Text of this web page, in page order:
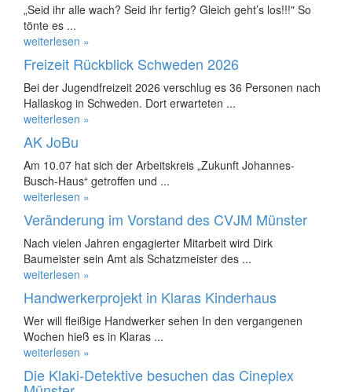
„Seid ihr alle wach? Seid ihr fertig? Gleich geht’s los!!!" So
tönte es ...
weiterlesen »
Freizeit Rückblick Schweden 2026
Bei der Jugendfreizeit 2026 verschlug es 36 Personen nach
Hallaskog in Schweden. Dort erwarteten ...
weiterlesen »
AK JoBu
Am 10.07 hat sich der Arbeitskreis „Zukunft Johannes-
Busch-Haus“ getroffen und ...
weiterlesen »
Veränderung im Vorstand des CVJM Münster
Nach vielen Jahren engagierter Mitarbeit wird Dirk
Baumeister sein Amt als Schatzmeister des ...
weiterlesen »
Handwerkerprojekt in Klaras Kinderhaus
Wer will fleißige Handwerker sehen In den vergangenen
Wochen hieß es in Klaras ...
weiterlesen »
Die Klaki-Detektive besuchen das Cineplex